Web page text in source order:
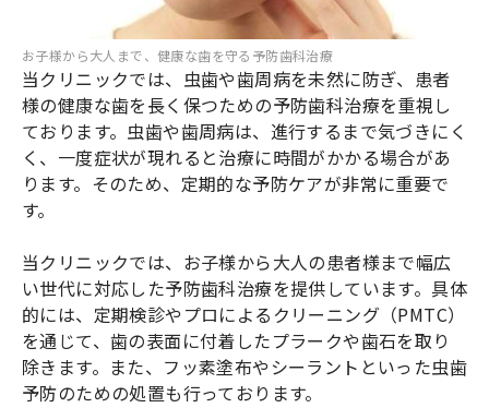
お子様から大人まで、健康な歯を守る予防歯科治療
当クリニックでは、虫歯や歯周病を未然に防ぎ、患者
様の健康な歯を長く保つための予防歯科治療を重視し
ております。虫歯や歯周病は、進行するまで気づきにく
く、一度症状が現れると治療に時間がかかる場合があ
ります。そのため、定期的な予防ケアが非常に重要で
す。
当クリニックでは、お子様から大人の患者様まで幅広
い世代に対応した予防歯科治療を提供しています。具体
的には、定期検診やプロによるクリーニング（PMTC）
を通じて、歯の表面に付着したプラークや歯石を取り
除きます。また、フッ素塗布やシーラントといった虫歯
予防のための処置も行っております。